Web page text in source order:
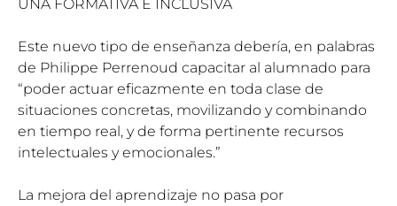
UNA FORMATIVA E INCLUSIVA
Este nuevo tipo de enseñanza debería, en palabras
de Philippe Perrenoud capacitar al alumnado para
“poder actuar eficazmente en toda clase de
situaciones concretas, movilizando y combinando
en tiempo real, y de forma pertinente recursos
intelectuales y emocionales.”
La mejora del aprendizaje no pasa por